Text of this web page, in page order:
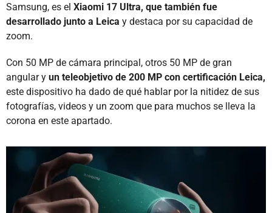
Samsung, es el Xiaomi 17 Ultra, que también fue
desarrollado junto a Leica y destaca por su capacidad de
zoom.
Con 50 MP de cámara principal, otros 50 MP de gran
angular y un teleobjetivo de 200 MP con certificación Leica,
este dispositivo ha dado de qué hablar por la nitidez de sus
fotografías, videos y un zoom que para muchos se lleva la
corona en este apartado.